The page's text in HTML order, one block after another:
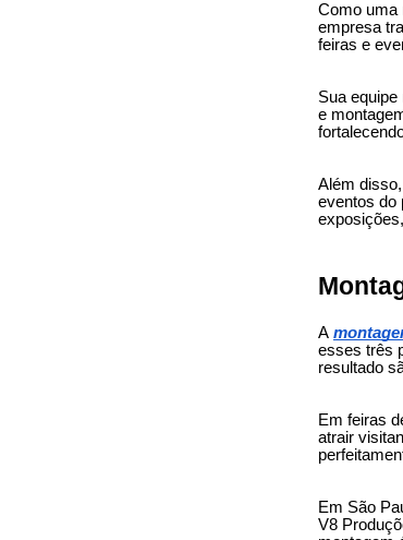
Como uma
empresa
feiras e
Sua
e
Além
eventos do
A
esses três
resultado
Em feiras
atrair
Em São
V8